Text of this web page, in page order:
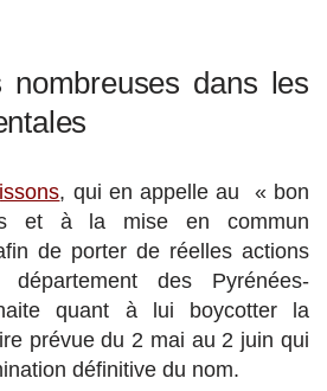
nombreuses dans les
, qui en appelle au « bon
et à la mise en commun
de porter de réelles actions
des Pyrénées-
quant à lui boycotter la
prévue du 2 mai au 2 juin qui
définitive du nom.